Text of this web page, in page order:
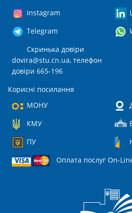
Instagram
Telegram
Скринька довіри
dovira@stu.cn.ua, телефон
довіри 665-196
Корисні посилання
МОНУ
КМУ
ПУ
Оплата послуг On-